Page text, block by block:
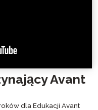
Avant
dla Edukacji Avant